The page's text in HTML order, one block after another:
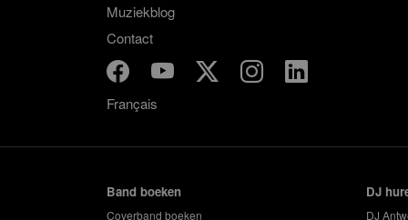
Muziekblog
Contact
Français
Band boeken
Coverband boeken
DJ
DJ